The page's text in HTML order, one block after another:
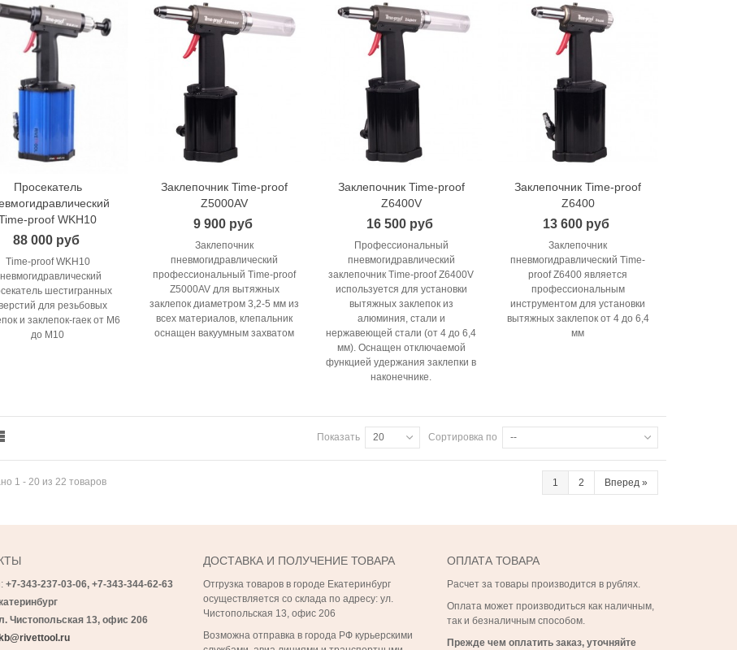
В корзину
Просекатель
proof WKH10
88 000 руб
Time-proof WKH10
шестигранных
для резьбовых
и заклепок-гаек от M6
до M10
В корзину
Заклепочник Time-proof
Z5000AV
9 900 руб
Заклепочник
пневмогидравлический
профессиональный Time-proof
Z5000AV для вытяжных
заклепок диаметром 3,2-5 мм из
всех материалов, клепальник
оснащен вакуумным захватом
В корзину
Заклепочник Time-proof
Z6400V
16 500 руб
Профессиональный
пневмогидравлический
заклепочник Time-proof Z6400V
используется для установки
вытяжных заклепок из
алюминия, стали и
нержавеющей стали (от 4 до 6,4
мм). Оснащен отключаемой
функцией удержания заклепки в
наконечнике.
В корзину
Заклепочник Time-proof
Z6400
13 600 руб
Заклепочник
пневмогидравлический Time-
proof Z6400 является
профессиональным
инструментом для установки
вытяжных заклепок от 4 до 6,4
мм
Сортировка по --
Показать 20
1 2 Вперед »
1 - 20 из 22 товаров
+7-343-237-03-06, +7-343-344-62-63
Чистопольская 13, офис 206
ДОСТАВКА И ПОЛУЧЕНИЕ ТОВАРА
Отгрузка товаров в городе Екатеринбург
осуществляется со склада по адресу: ул.
Чистопольская 13, офис 206
Возможна отправка в города РФ курьерскими
ОПЛАТА ТОВАРА
Расчет за товары производится в рублях.
Оплата может производиться как наличным,
так и безналичным способом.
Прежде чем оплатить заказ, уточняйте